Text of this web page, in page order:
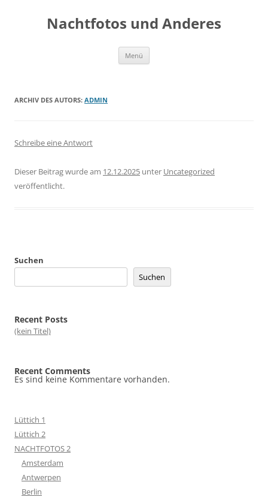
springenNachtfotos und Anderes
Menü
ARCHIV DES AUTORS: ADMIN
Schreibe eine Antwort
Dieser Beitrag wurde am 12.12.2025 unter Uncategorized
veröffentlicht.
Suchen
Suchen
Recent Posts
(kein Titel)
Recent Comments
Es sind keine Kommentare vorhanden.
Lüttich 1
Lüttich 2
NACHTFOTOS 2
Amsterdam
Antwerpen
Berlin